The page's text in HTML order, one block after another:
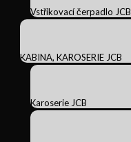
Vstřikovací čerpadlo JCB
KABINA, KAROSERIE JCB
Karoserie JCB